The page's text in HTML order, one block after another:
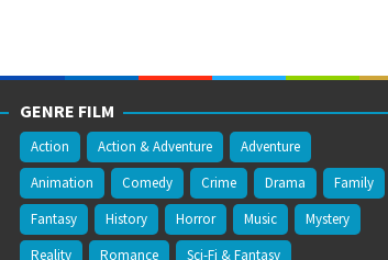
GENRE FILM
Action Action & Adventure
Adventure
Animation
Comedy Crime Drama
Family
Fantasy
History Horror Music
Mystery
Reality
Romance Sci-Fi & Fantasy